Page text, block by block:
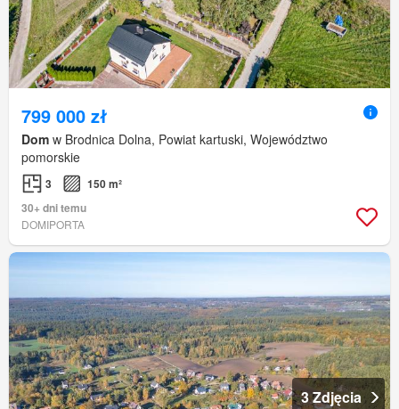
799 000 zł
Dom w Brodnica Dolna, Powiat kartuski, Województwo
pomorskie
3
150 m²
30+ dni temu
DOMIPORTA
3 Zdjęcia